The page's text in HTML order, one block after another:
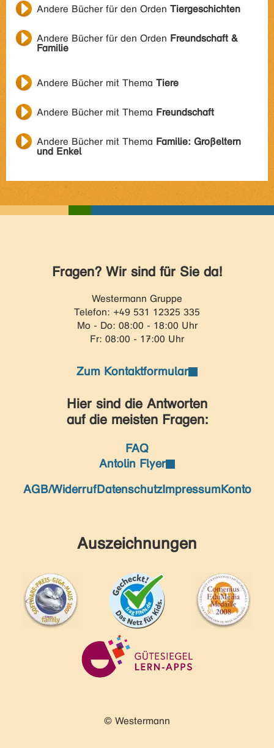
Andere Bücher für den Orden Tiergeschichten
Andere Bücher für den Orden Freundschaft &
Familie
Andere Bücher mit Thema Tiere
Andere Bücher mit Thema Freundschaft
Andere Bücher mit Thema Familie: Großeltern
und Enkel